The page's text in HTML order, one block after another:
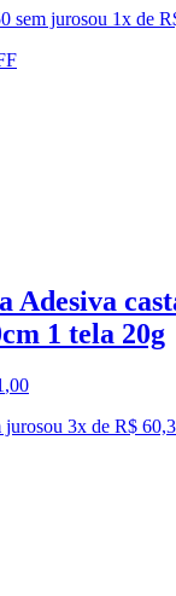
sem jurosou 1x de
Adesiva
1 tela 20g
,00
jurosou 3x de R$